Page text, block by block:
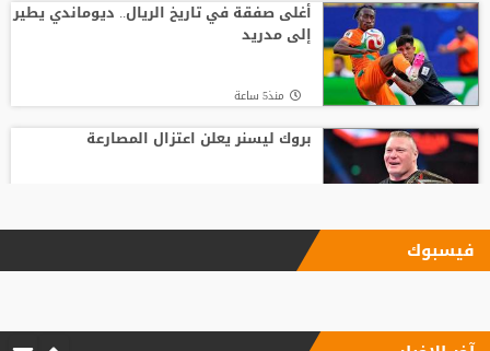
أغلى صفقة في تاريخ الريال.. ديوماندي يطير
إلى مدريد
منذ5 ساعة
بروك ليسنر يعلن اعتزال المصارعة
بعد رفض السعودية.. نادٍ فرنسي يتوصل
فيسبوك